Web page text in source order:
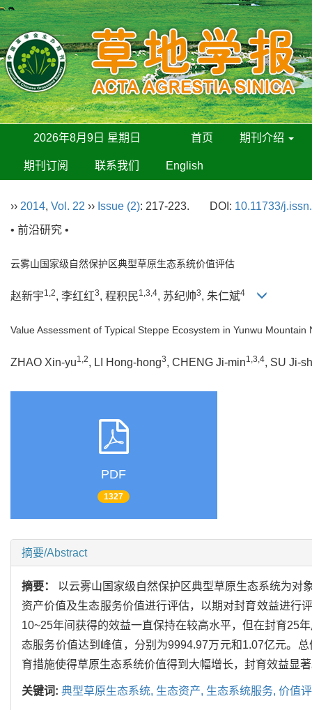
2026年8月9日 星期日 首页 期刊介绍
期刊订阅 联系我们 English
›› 2014, Vol. 22 ›› Issue (2): 217-223. DOI: 10.11733/
• 前沿研究 •
云雾山国家级自然保护区典型草原生态系统价值评估
赵新宇1,2, 李红红3, 程积民1,3,4, 苏纪帅3, 朱仁斌4
Value Assessment of Typical Steppe Ecosystem in Yunwu Mountain
ZHAO Xin-yu1,2, LI Hong-hong3, CHENG Ji-min1,3,4, SU Ji-
PDF
1327
摘要/Abstract
摘要： 以云雾山国家级自然保护区典型草原生态系统为对
资产价值及生态服务价值进行评估，以期对封育效益进行
10~25年间获得的效益一直保持在较高水平，但在封育25
态服务价值达到峰值，分别为9994.97万元和1.07亿元。
育措施使得草原生态系统价值得到大幅增长，封育效益显
关键词: 典型草原生态系统, 生态资产, 生态系统服务, 价值